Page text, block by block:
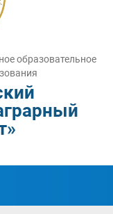
образовательное